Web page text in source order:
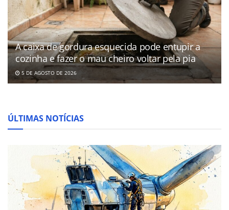
A caixa de gordura esquecida pode entupir a
cozinha e fazer o mau cheiro voltar pela pia
5 DE AGOSTO DE 2026
ÚLTIMAS NOTÍCIAS